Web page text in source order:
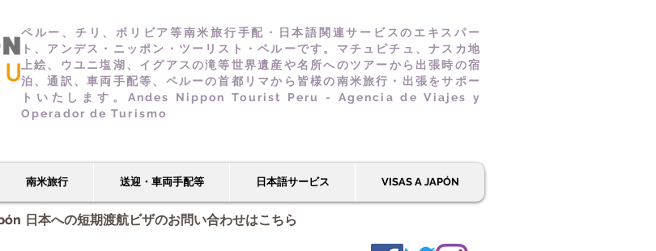
ペルー、チリ、ボリビア等南米旅行手配・日本語関連サービスのエキスパー
ト、アンデス・ニッポン・ツーリスト・ペルーです。マチュピチュ、ナスカ地
上絵、ウユニ塩湖、イグアスの滝等世界遺産や名所へのツアーから出張時の宿
泊、通訳、車両手配等、ペルーの首都リマから皆様の南米旅行・出張をサポー
トいたします。Andes Nippon Tourist Peru - Agencia de Viajes y
Operador de Turismo
南米旅行 送迎・車両手配等 日本語サービス VISAS A JAPÓN
日本への短期渡航ビザのお問い合わせはこちら